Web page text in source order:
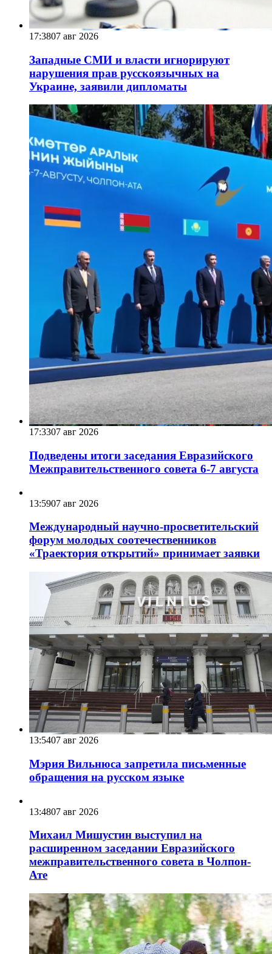
17:3807 авг 2026
Западные СМИ и власти игнорируют
нарушения прав русскоязычных на
Украине, заявили дипломаты
17:3307 авг 2026
Подведены итоги заседания Евразийского
Межправительственного совета 6-7 августа
13:5907 авг 2026
Международный научно-просветительский
форум молодых соотечественников
«Траектория открытий» принимает заявки
13:5407 авг 2026
Мэрия Вильнюса запретила письменные
обращения на русском языке
13:4807 авг 2026
Михаил Мишустин выступил на
расширенном заседании Евразийского
межправительственного совета в Чолпон-
Ате